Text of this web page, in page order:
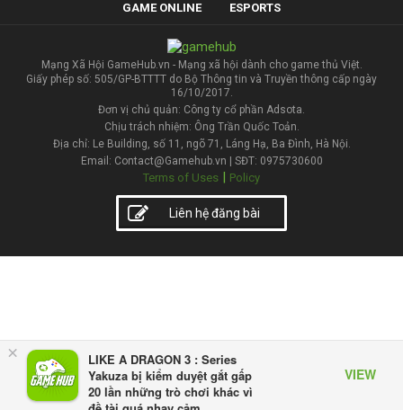
×
LIKE A DRAGON 3 : Series
Yakuza bị kiểm duyệt gắt gấp
20 lần những trò chơi khác vì
VIEW
GAME ONLINE ESPORTS
Mạng Xã Hội GameHub.vn - Mạng xã hội dành cho game thủ Việt.
Giấy phép số: 505/GP-BTTTT do Bộ Thông tin và Truyền thông cấp ngày
16/10/2017.
Đơn vị chủ quản: Công ty cổ phần Adsota.
Chịu trách nhiệm: Ông Trần Quốc Toản.
Địa chỉ: Le Building, số 11, ngõ 71, Láng Hạ, Ba Đình, Hà Nội.
Email: Contact@Gamehub.vn | SĐT: 0975730600
Terms of Uses | Policy
Liên hệ đăng bài